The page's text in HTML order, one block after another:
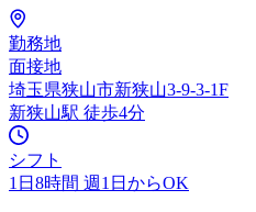
勤務地
面接地
埼玉県狭山市新狭山3-9-3-1F
新狭山駅 徒歩4分
シフト
1日8時間 週1日からOK